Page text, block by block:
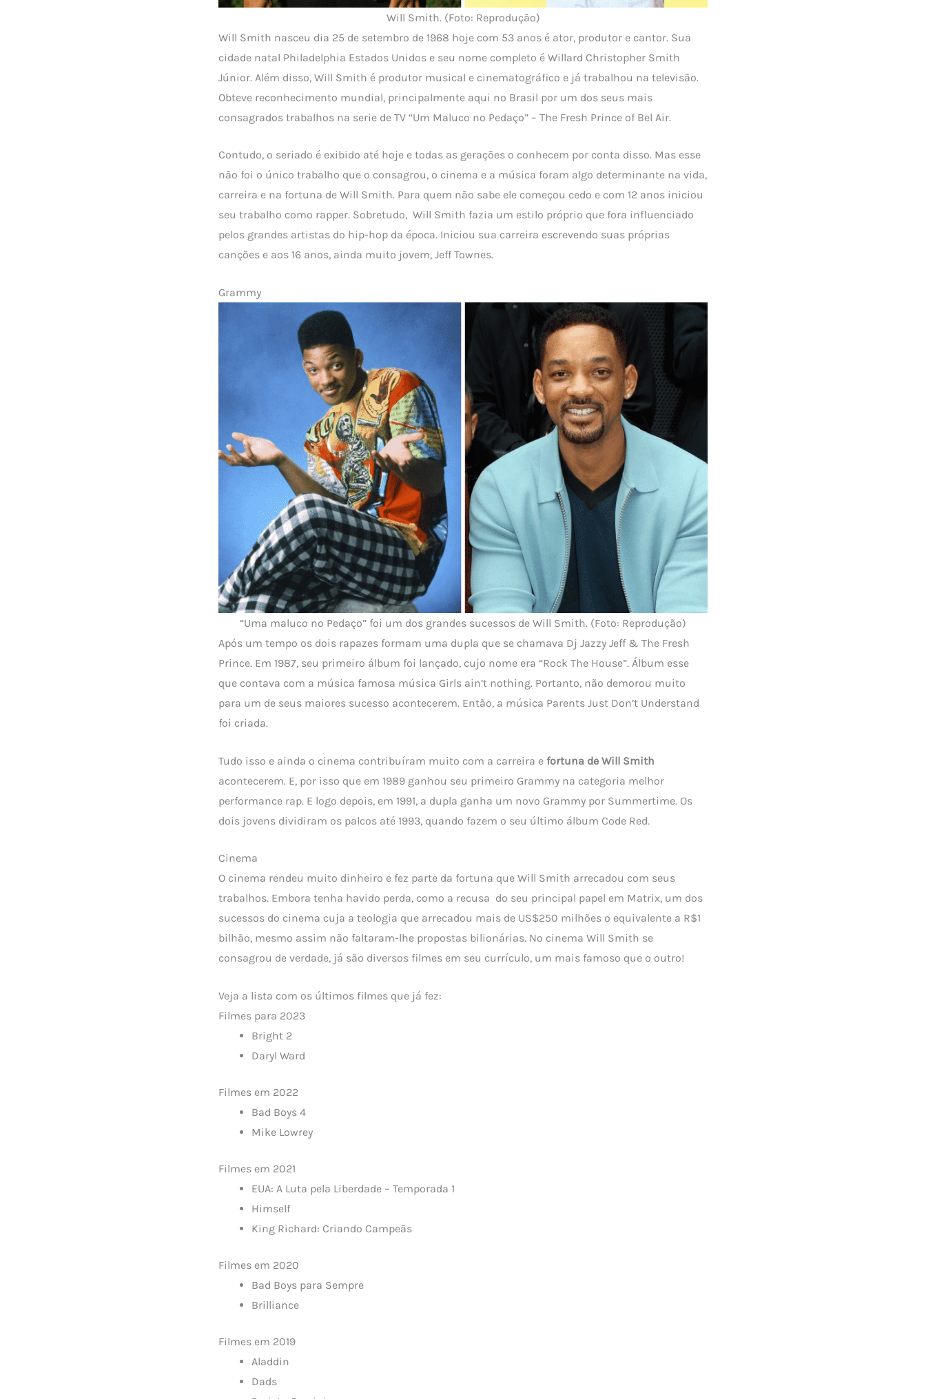
Will Smith. (Foto: Reprodução)
Will Smith nasceu dia 25 de setembro de 1968 hoje com 53 anos é ator, produtor e cantor. Sua
cidade natal Philadelphia Estados Unidos e seu nome completo é Willard Christopher Smith
Júnior. Além disso, Will Smith é produtor musical e cinematográfico e já trabalhou na televisão.
Obteve reconhecimento mundial, principalmente aqui no Brasil por um dos seus mais
consagrados trabalhos na serie de TV “Um Maluco no Pedaço” – The Fresh Prince of Bel Air.
Contudo, o seriado é exibido até hoje e todas as gerações o conhecem por conta disso. Mas esse
não foi o único trabalho que o consagrou, o cinema e a música foram algo determinante na vida,
carreira e na fortuna de Will Smith. Para quem não sabe ele começou cedo e com 12 anos iniciou
seu trabalho como rapper. Sobretudo, Will Smith fazia um estilo próprio que fora influenciado
pelos grandes artistas do hip-hop da época. Iniciou sua carreira escrevendo suas próprias
canções e aos 16 anos, ainda muito jovem, Jeff Townes.
Grammy
“Uma maluco no Pedaço” foi um dos grandes sucessos de Will Smith. (Foto: Reprodução)
Após um tempo os dois rapazes formam uma dupla que se chamava Dj Jazzy Jeff & The Fresh
Prince. Em 1987, seu primeiro álbum foi lançado, cujo nome era “Rock The House”. Álbum esse
que contava com a música famosa música Girls ain’t nothing. Portanto, não demorou muito
para um de seus maiores sucesso acontecerem. Então, a música Parents Just Don’t Understand
foi criada.
Tudo isso e ainda o cinema contribuíram muito com a carreira e fortuna de Will Smith
acontecerem. E, por isso que em 1989 ganhou seu primeiro Grammy na categoria melhor
performance rap. E logo depois, em 1991, a dupla ganha um novo Grammy por Summertime. Os
dois jovens dividiram os palcos até 1993, quando fazem o seu último álbum Code Red.
Cinema
O cinema rendeu muito dinheiro e fez parte da fortuna que Will Smith arrecadou com seus
trabalhos. Embora tenha havido perda, como a recusa do seu principal papel em Matrix, um dos
sucessos do cinema cuja a teologia que arrecadou mais de US$250 milhões o equivalente a R$1
bilhão, mesmo assim não faltaram-lhe propostas bilionárias. No cinema Will Smith se
consagrou de verdade, já são diversos filmes em seu currículo, um mais famoso que o outro!
Veja a lista com os últimos filmes que já fez:
Filmes para 2023
Bright 2
Daryl Ward
Filmes em 2022
Bad Boys 4
Mike Lowrey
Filmes em 2021
EUA: A Luta pela Liberdade – Temporada 1
Himself
King Richard: Criando Campeãs
Filmes em 2020
Bad Boys para Sempre
Brilliance
Filmes em 2019
Aladdin
Dads